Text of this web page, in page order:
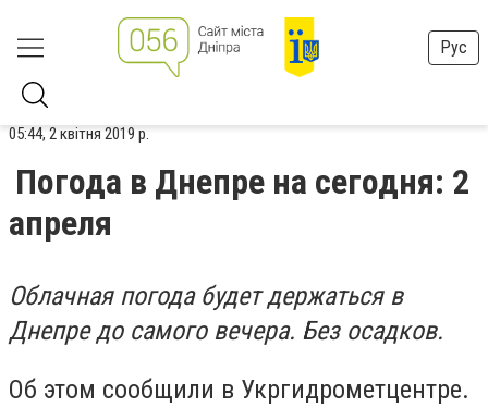
Рус
05:44, 2 квітня 2019 р.
Погода в Днепре на сегодня: 2
апреля
Облачная погода будет держаться в
Днепре до самого вечера. Без осадков.
Об этом сообщили в Укргидрометцентре.